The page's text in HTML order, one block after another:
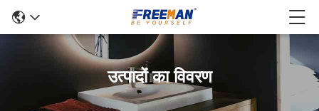
उत्पादों का विवरण